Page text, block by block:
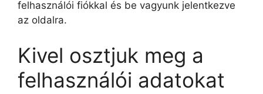
felhasználói fiókkal és be vagyunk jelentkezve
az oldalra.
Kivel osztjuk meg a
felhasználói adatokat